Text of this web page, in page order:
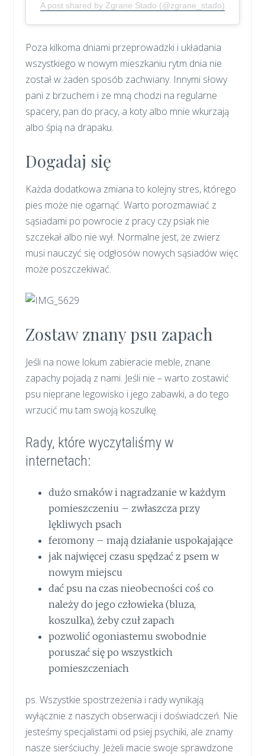
A post shared by Zgrane Stado (@zgrane_stado)
Poza kilkoma dniami przeprowadzki i układania
wszystkiego w nowym mieszkaniu rytm dnia nie
został w żaden sposób zachwiany. Innymi słowy
pani z brzuchem i ze mną chodzi na regularne
spacery, pan do pracy, a koty albo mnie wkurzają
albo śpią na drapaku.
Dogadaj się
Każda dodatkowa zmiana to kolejny stres, którego
pies może nie ogarnąć. Warto porozmawiać z
sąsiadami po powrocie z pracy czy psiak nie
szczekał albo nie wył. Normalne jest, że zwierz
musi nauczyć się odgłosów nowych sąsiadów więc
może poszczekiwać.
Zostaw znany psu zapach
Jeśli na nowe lokum zabieracie meble, znane
zapachy pojadą z nami. Jeśli nie – warto zostawić
psu nieprane legowisko i jego zabawki, a do tego
wrzucić mu tam swoją koszulkę.
Rady, które wyczytaliśmy w
internetach:
dużo smaków i nagradzanie w każdym
pomieszczeniu – zwłaszcza przy
lękliwych psach
feromony – mają działanie uspokajające
jak najwięcej czasu spędzać z psem w
nowym miejscu
dać psu na czas nieobecności coś co
należy do jego człowieka (bluza,
koszulka), żeby czuł zapach
pozwolić ogoniastemu swobodnie
poruszać się po wszystkich
pomieszczeniach
ps. Wszystkie spostrzeżenia i rady wynikają
wyłącznie z naszych obserwacji i doświadczeń. Nie
jesteśmy specjalistami od psiej psychiki, ale znamy
nasze sierściuchy. Jeżeli macie swoje sprawdzone